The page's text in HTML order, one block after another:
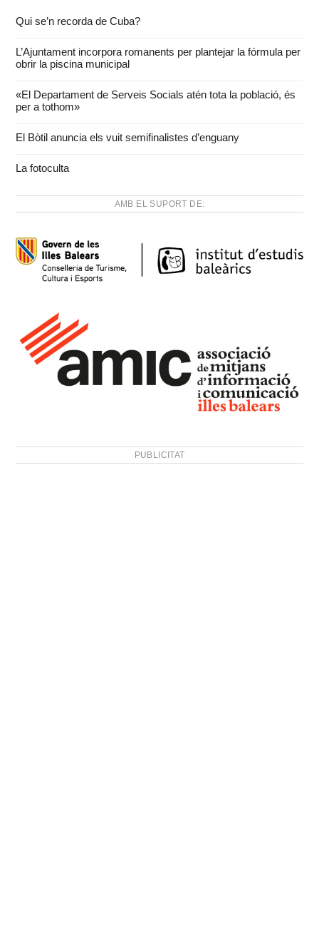
Qui se’n recorda de Cuba?
L’Ajuntament incorpora romanents per plantejar la fórmula per
obrir la piscina municipal
«El Departament de Serveis Socials atén tota la població, és
per a tothom»
El Bòtil anuncia els vuit semifinalistes d’enguany
La fotoculta
AMB EL SUPORT DE:
PUBLICITAT